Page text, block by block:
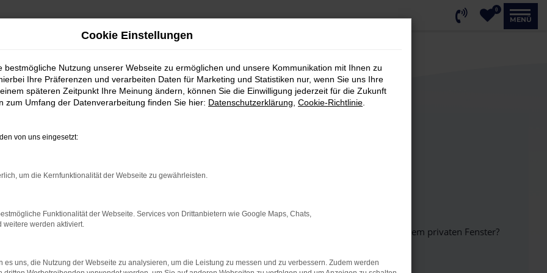
0
MENÜ
bestimmter Seiten verhindern. Funktioniert die Seite in einem anderen Browser oder in einem privaten Fenster?
beheben.
Cookie Einstellungen
bestmögliche Nutzung unserer Webseite zu ermöglichen und unsere Kommunikation mit Ihnen zu
Ihre Präferenzen und verarbeiten Daten für Marketing und Statistiken nur, wenn Sie uns Ihre
späteren Zeitpunkt Ihre Meinung ändern, können Sie die Einwilligung jederzeit für die Zukunft
zum Umfang der Datenverarbeitung finden Sie hier: Datenschutzerklärung Cookie-Richtlinie
von uns eingesetzt:
um die Kernfunktionalität der Webseite zu gewährleisten.
Funktionalität der Webseite. Services von Drittanbietern wie Google Maps, Chats,
weitere werden aktiviert.
es uns, die Nutzung der Webseite zu analysieren, um die Leistung zu messen und zu verbessern. Zudem werden